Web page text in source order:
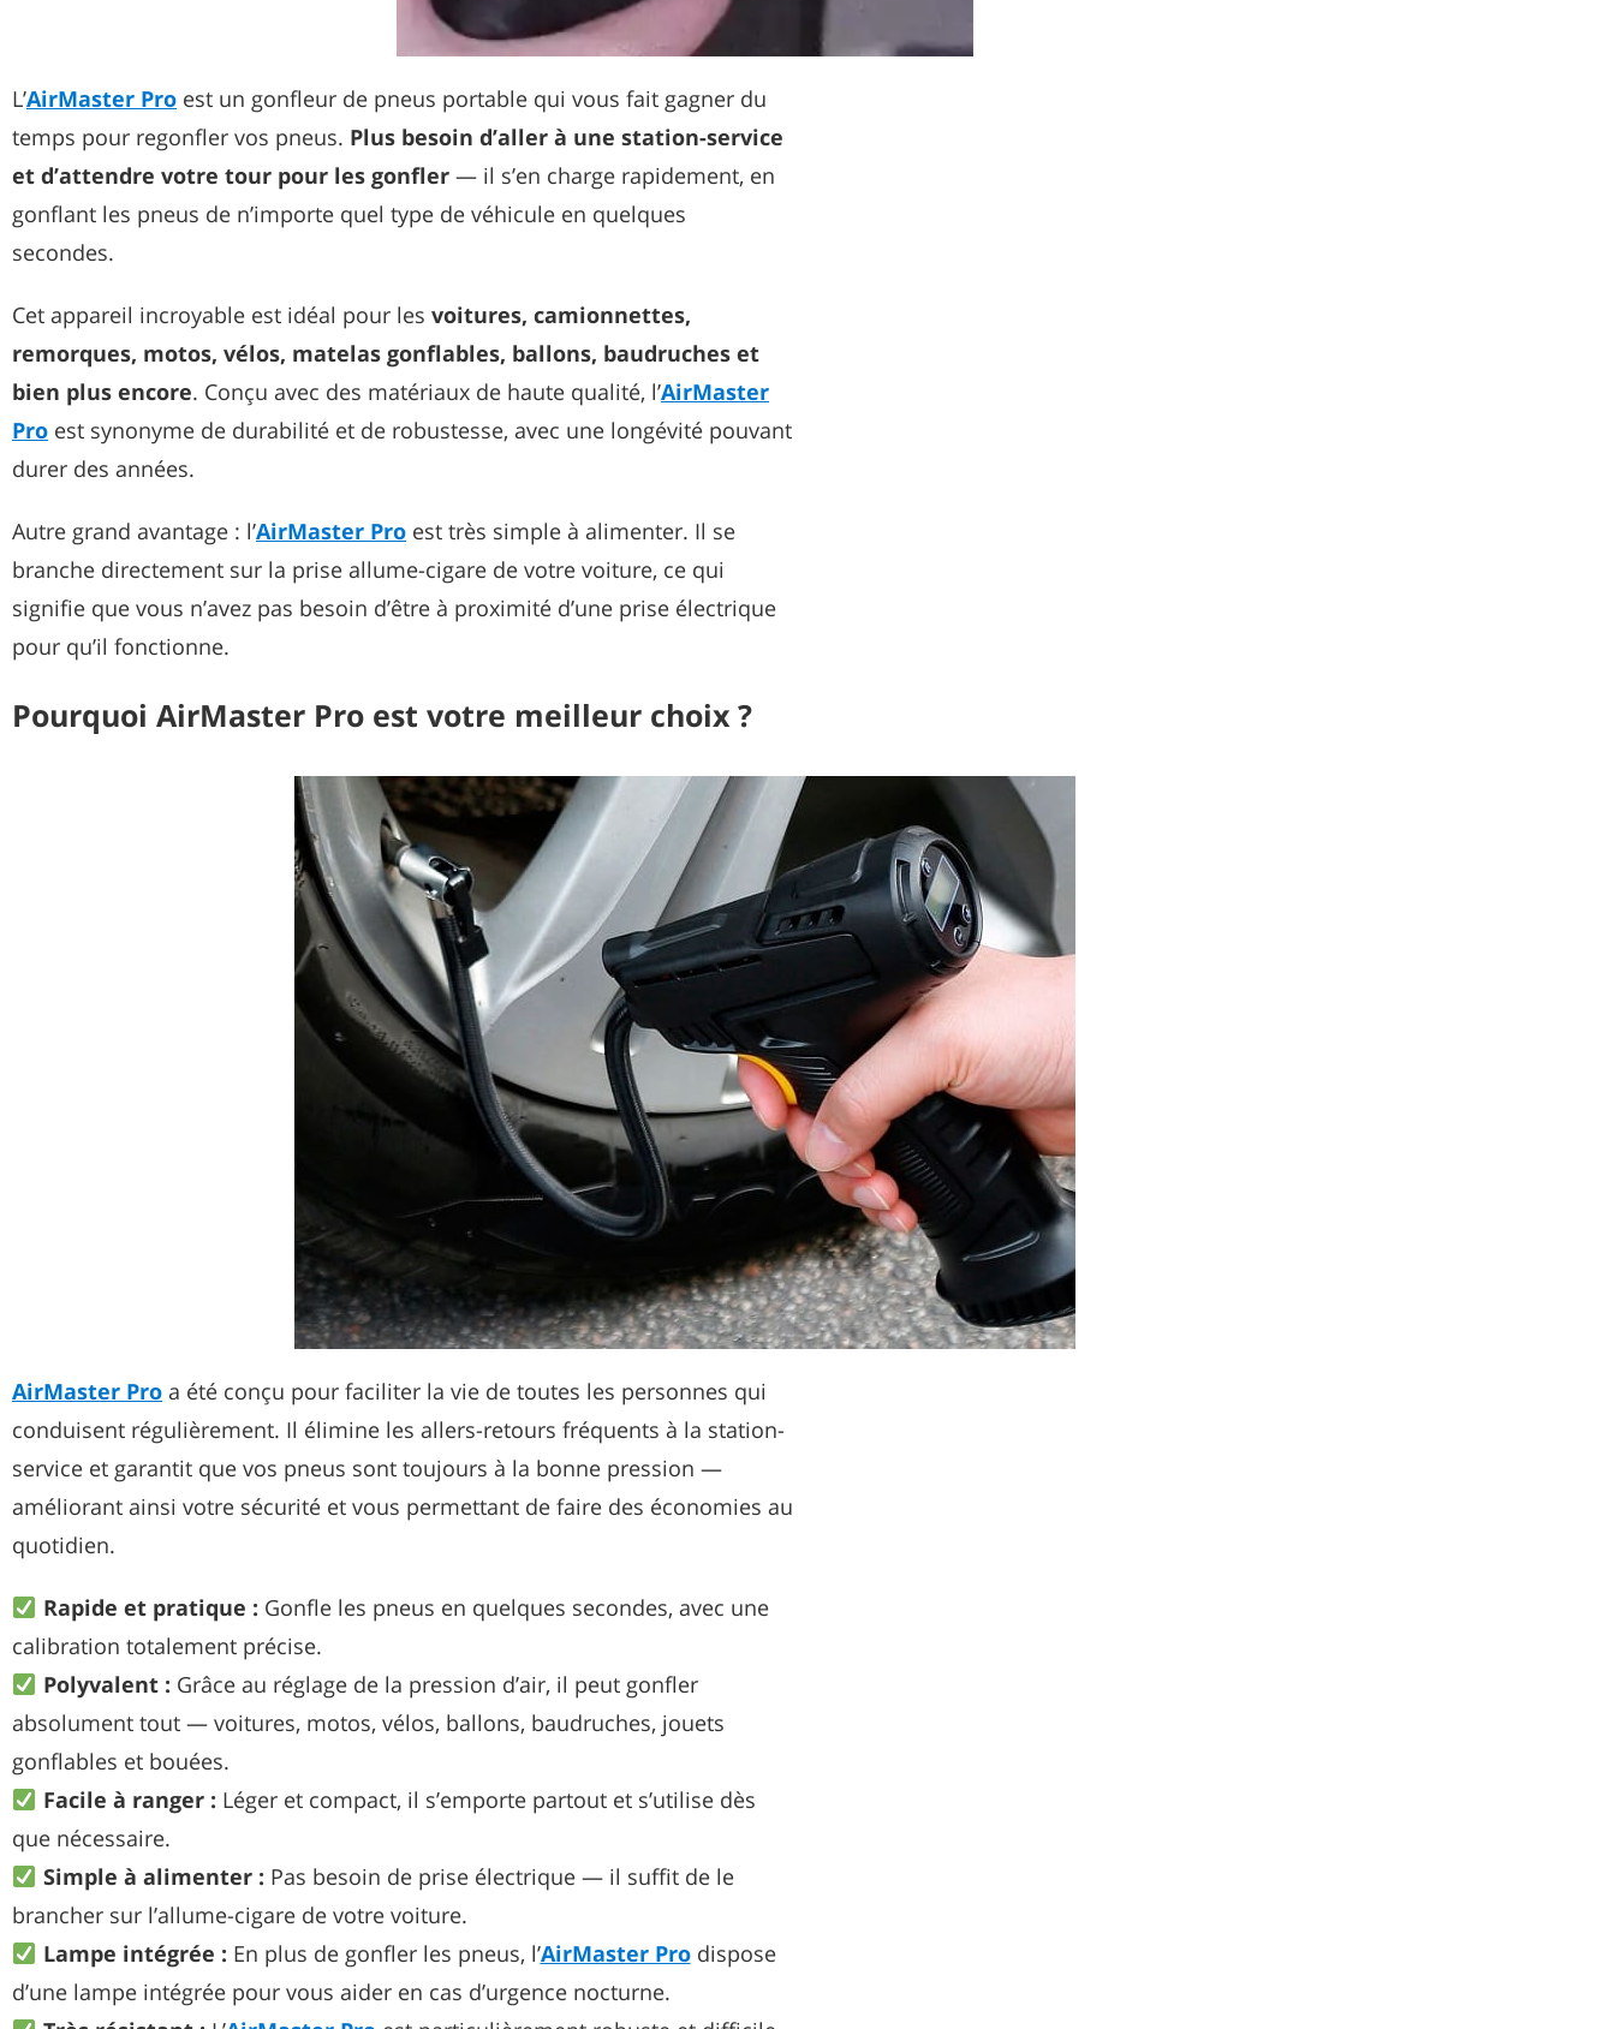
L’AirMaster Pro est un gonfleur de pneus portable qui vous fait gagner du
temps pour regonfler vos pneus. Plus besoin d’aller à une station-service
et d’attendre votre tour pour les gonfler — il s’en charge rapidement, en
gonflant les pneus de n’importe quel type de véhicule en quelques
secondes.
Cet appareil incroyable est idéal pour les voitures, camionnettes,
remorques, motos, vélos, matelas gonflables, ballons, baudruches et
bien plus encore. Conçu avec des matériaux de haute qualité, l’AirMaster
Pro est synonyme de durabilité et de robustesse, avec une longévité pouvant
durer des années.
Autre grand avantage : l’AirMaster Pro est très simple à alimenter. Il se
branche directement sur la prise allume-cigare de votre voiture, ce qui
signifie que vous n’avez pas besoin d’être à proximité d’une prise électrique
pour qu’il fonctionne.
Pourquoi AirMaster Pro est votre meilleur choix ?
AirMaster Pro a été conçu pour faciliter la vie de toutes les personnes qui
conduisent régulièrement. Il élimine les allers-retours fréquents à la station-
service et garantit que vos pneus sont toujours à la bonne pression —
améliorant ainsi votre sécurité et vous permettant de faire des économies au
quotidien.
Rapide et pratique : Gonfle les pneus en quelques secondes, avec une
calibration totalement précise.
Polyvalent : Grâce au réglage de la pression d’air, il peut gonfler
absolument tout — voitures, motos, vélos, ballons, baudruches, jouets
gonflables et bouées.
Facile à ranger : Léger et compact, il s’emporte partout et s’utilise dès
que nécessaire.
Simple à alimenter : Pas besoin de prise électrique — il suffit de le
brancher sur l’allume-cigare de votre voiture.
Lampe intégrée : En plus de gonfler les pneus, l’AirMaster Prodispose
d’une lampe intégrée pour vous aider en cas d’urgence nocturne.